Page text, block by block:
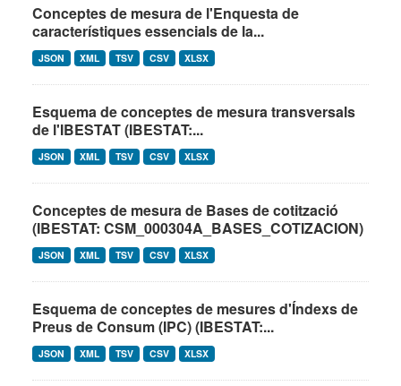
Conceptes de mesura de l'Enquesta de
característiques essencials de la...
JSON XML TSV CSV XLSX
Esquema de conceptes de mesura transversals
de l'IBESTAT (IBESTAT:...
JSON XML TSV CSV XLSX
Conceptes de mesura de Bases de cotització
(IBESTAT: CSM_000304A_BASES_COTIZACION)
JSON XML TSV CSV XLSX
Esquema de conceptes de mesures d'Índexs de
Preus de Consum (IPC) (IBESTAT:...
JSON XML TSV CSV XLSX